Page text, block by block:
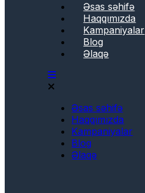
Əsas səhifə
Haqqımızda
Kampaniyalar
Blog
Əlaqə
Əsas səhifə
Haqqımızda
Kampaniyalar
Blog
Əlaqə